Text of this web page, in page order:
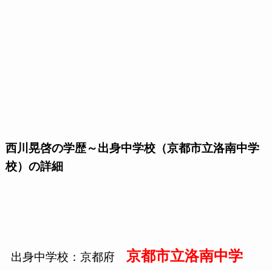
西川晃啓の学歴～出身中学校（京都市立洛南中学
校）の詳細
出身中学校：京都府 京都市立洛南中学